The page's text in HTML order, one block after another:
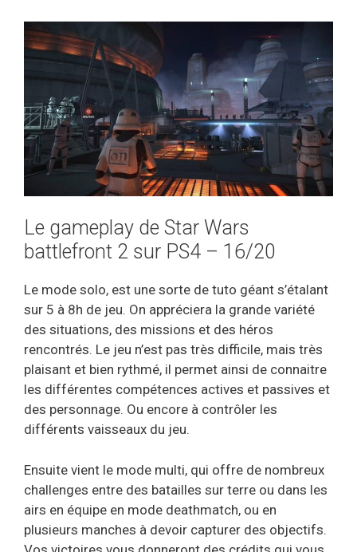
Le gameplay de Star Wars
battlefront 2 sur PS4 – 16/20
Le mode solo, est une sorte de tuto géant s’étalant
sur 5 à 8h de jeu. On appréciera la grande variété
des situations, des missions et des héros
rencontrés. Le jeu n’est pas très difficile, mais très
plaisant et bien rythmé, il permet ainsi de connaitre
les différentes compétences actives et passives et
des personnage. Ou encore à contrôler les
différents vaisseaux du jeu.
Ensuite vient le mode multi, qui offre de nombreux
challenges entre des batailles sur terre ou dans les
airs en équipe en mode deathmatch, ou en
plusieurs manches à devoir capturer des objectifs.